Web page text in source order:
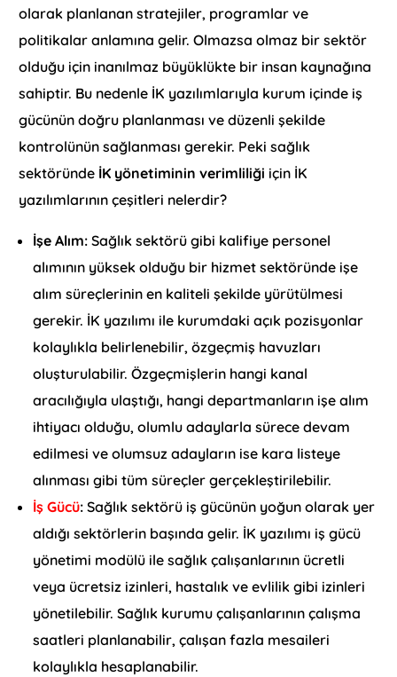
olarak planlanan stratejiler, programlar ve
politikalar anlamına gelir. Olmazsa olmaz bir sektör
olduğu için inanılmaz büyüklükte bir insan kaynağına
sahiptir. Bu nedenle İK yazılımlarıyla kurum içinde iş
gücünün doğru planlanması ve düzenli şekilde
kontrolünün sağlanması gerekir. Peki sağlık
sektöründe İK yönetiminin verimliliği için İK
yazılımlarının çeşitleri nelerdir?
İşe Alım:Sağlık sektörü gibi kalifiye personel
alımının yüksek olduğu bir hizmet sektöründe işe
alım süreçlerinin en kaliteli şekilde yürütülmesi
gerekir. İK yazılımı ile kurumdaki açık pozisyonlar
kolaylıkla belirlenebilir, özgeçmiş havuzları
oluşturulabilir. Özgeçmişlerin hangi kanal
aracılığıyla ulaştığı, hangi departmanların işe alım
ihtiyacı olduğu, olumlu adaylarla sürece devam
edilmesi ve olumsuz adayların ise kara listeye
alınması gibi tüm süreçler gerçekleştirilebilir.
İş Gücü:Sağlık sektörü iş gücünün yoğun olarak yer
aldığı sektörlerin başında gelir. İK yazılımı iş gücü
yönetimi modülü ile sağlık çalışanlarının ücretli
veya ücretsiz izinleri, hastalık ve evlilik gibi izinleri
yönetilebilir. Sağlık kurumu çalışanlarının çalışma
saatleri planlanabilir, çalışan fazla mesaileri
kolaylıkla hesaplanabilir.